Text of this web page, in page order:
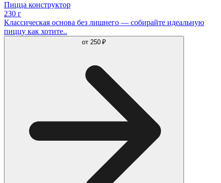
Пицца конструктор
230 г
Классическая основа без лишнего — собирайте идеальную
пиццу как хотите..
от 250 ₽